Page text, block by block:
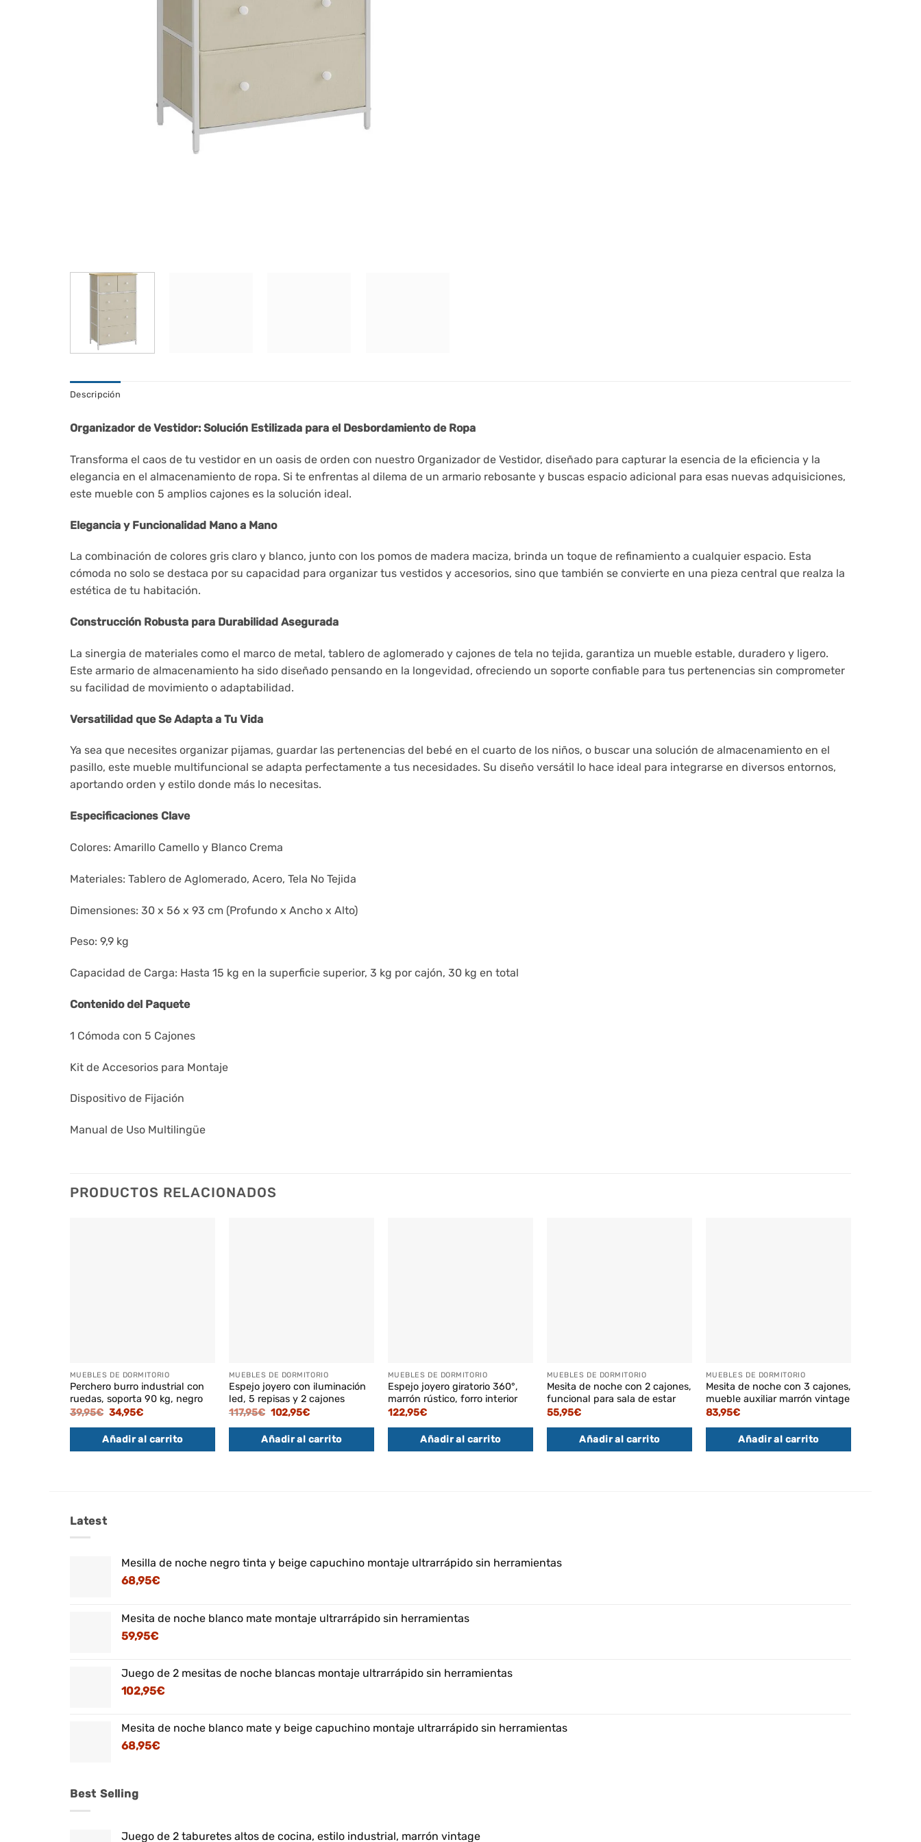
Descripción
Organizador de Vestidor: Solución Estilizada para el Desbordamiento de Ropa
Transforma el caos de tu vestidor en un oasis de orden con nuestro Organizador de Vestidor, diseñado para capturar la esencia de la eficiencia y la
elegancia en el almacenamiento de ropa. Si te enfrentas al dilema de un armario rebosante y buscas espacio adicional para esas nuevas adquisiciones,
este mueble con 5 amplios cajones es la solución ideal.
Elegancia y Funcionalidad Mano a Mano
La combinación de colores gris claro y blanco, junto con los pomos de madera maciza, brinda un toque de refinamiento a cualquier espacio. Esta
cómoda no solo se destaca por su capacidad para organizar tus vestidos y accesorios, sino que también se convierte en una pieza central que realza la
estética de tu habitación.
Construcción Robusta para Durabilidad Asegurada
La sinergia de materiales como el marco de metal, tablero de aglomerado y cajones de tela no tejida, garantiza un mueble estable, duradero y ligero.
Este armario de almacenamiento ha sido diseñado pensando en la longevidad, ofreciendo un soporte confiable para tus pertenencias sin comprometer
su facilidad de movimiento o adaptabilidad.
Versatilidad que Se Adapta a Tu Vida
Ya sea que necesites organizar pijamas, guardar las pertenencias del bebé en el cuarto de los niños, o buscar una solución de almacenamiento en el
pasillo, este mueble multifuncional se adapta perfectamente a tus necesidades. Su diseño versátil lo hace ideal para integrarse en diversos entornos,
aportando orden y estilo donde más lo necesitas.
Especificaciones Clave
Colores: Amarillo Camello y Blanco Crema
Materiales: Tablero de Aglomerado, Acero, Tela No Tejida
Dimensiones: 30 x 56 x 93 cm (Profundo x Ancho x Alto)
Peso: 9,9 kg
Capacidad de Carga: Hasta 15 kg en la superficie superior, 3 kg por cajón, 30 kg en total
Contenido del Paquete
1 Cómoda con 5 Cajones
Kit de Accesorios para Montaje
Dispositivo de Fijación
Manual de Uso Multilingüe
PRODUCTOS RELACIONADOS
MUEBLES DE DORMITORIO
Perchero burro industrial con
ruedas, soporta 90 kg, negro
39,95€ El
original
era:
39,95€.
34,95€El
actual
es:
34,95€.
Añadir al carrito
MUEBLES DE DORMITORIO
Espejo joyero con iluminación
led, 5 repisas y 2 cajones
117,95€ El
original
era:
117,95€.
102,95€El
actual
es:
102,95€.
Añadir al carrito
MUEBLES DE DORMITORIO
Espejo joyero giratorio 360°,
marrón rústico, forro interior
122,95€
Añadir al carrito
MUEBLES DE DORMITORIO
Mesita de noche con 2 cajones,
funcional para sala de estar
55,95€
Añadir al carrito
MUEBLES DE DORMITORIO
Mesita de noche con 3 cajones,
mueble auxiliar marrón vintage
83,95€
Añadir al carrito
Latest
Mesilla de noche negro tinta y beige capuchino montaje ultrarrápido sin herramientas
68,95€
Mesita de noche blanco mate montaje ultrarrápido sin herramientas
59,95€
Juego de 2 mesitas de noche blancas montaje ultrarrápido sin herramientas
102,95€
Mesita de noche blanco mate y beige capuchino montaje ultrarrápido sin herramientas
68,95€
Best Selling
Juego de 2 taburetes altos de cocina, estilo industrial, marrón vintage